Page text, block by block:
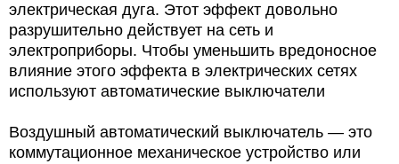
электрическая дуга. Этот эффект довольно
разрушительно действует на сеть и
электроприборы. Чтобы уменьшить вредоносное
влияние этого эффекта в электрических сетях
используют автоматические выключатели
Воздушный автоматический выключатель — это
коммутационное механическое устройство или